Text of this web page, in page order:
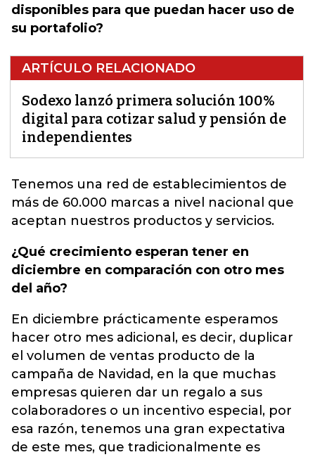
disponibles para que puedan hacer uso de
su portafolio?
ARTÍCULO RELACIONADO
Sodexo lanzó primera solución 100%
digital para cotizar salud y pensión de
independientes
Tenemos una red de establecimientos de
más de 60.000 marcas a nivel nacional que
aceptan nuestros productos y servicios.
¿Qué crecimiento esperan tener en
diciembre en comparación con otro mes
del año?
En diciembre prácticamente esperamos
hacer otro mes adicional, es decir, duplicar
el volumen de ventas producto de la
campaña de Navidad, en la que muchas
empresas quieren dar un regalo a sus
colaboradores o un incentivo especial, por
esa razón, tenemos una gran expectativa
de este mes, que tradicionalmente es